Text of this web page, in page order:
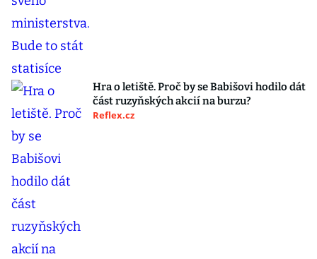
Hra o letiště. Proč by se Babišovi hodilo dát
část ruzyňských akcií na burzu?
Reflex.cz